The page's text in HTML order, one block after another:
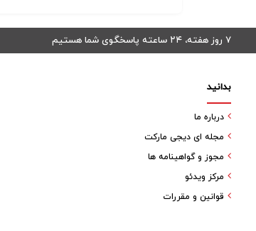
۷ روز هفته، ۲۴ ساعته پاسخگوی شما هستیم
بدانید
درباره ما
مجله ای دیجی مارکت
مجوز و گواهینامه ها
مرکز ویدئو
قوانین و مقررات